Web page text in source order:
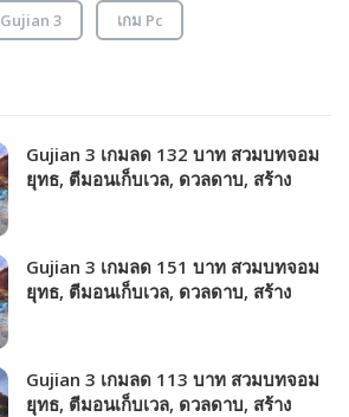
Gujian 3 เกม Pc
Gujian 3 เกมลด 132 บาท สวมบทจอม
ยุทธ, ตีมอนเก็บเวล, ดวลดาบ, สร้าง
Gujian 3 เกมลด 151 บาท สวมบทจอม
ยุทธ, ตีมอนเก็บเวล, ดวลดาบ, สร้าง
Gujian 3 เกมลด 113 บาท สวมบทจอม
ยุทธ, ตีมอนเก็บเวล, ดวลดาบ, สร้าง